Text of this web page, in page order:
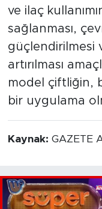
ve ilaç
sağlanması,
güçlendirilmesi
artırılması
model çiftliğin,
bir uygulama
Kaynak: GAZETE